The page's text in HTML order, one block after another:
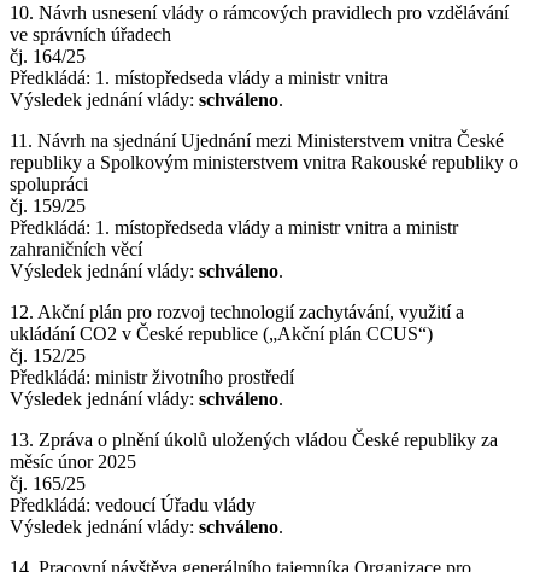
10. Návrh usnesení vlády o rámcových pravidlech pro vzdělávání
ve správních úřadech
čj. 164/25
Předkládá: 1. místopředseda vlády a ministr vnitra
Výsledek jednání vlády: schváleno.
11. Návrh na sjednání Ujednání mezi Ministerstvem vnitra České
republiky a Spolkovým ministerstvem vnitra Rakouské republiky o
spolupráci
čj. 159/25
Předkládá: 1. místopředseda vlády a ministr vnitra a ministr
zahraničních věcí
Výsledek jednání vlády: schváleno.
12. Akční plán pro rozvoj technologií zachytávání, využití a
ukládání CO2 v České republice („Akční plán CCUS“)
čj. 152/25
Předkládá: ministr životního prostředí
Výsledek jednání vlády: schváleno.
13. Zpráva o plnění úkolů uložených vládou České republiky za
měsíc únor 2025
čj. 165/25
Předkládá: vedoucí Úřadu vlády
Výsledek jednání vlády: schváleno.
14. Pracovní návštěva generálního tajemníka Organizace pro